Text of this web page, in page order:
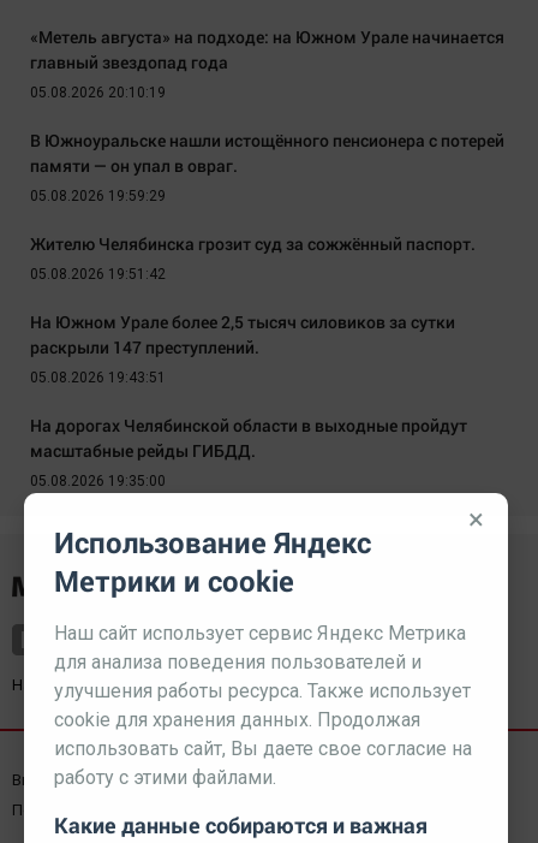
«Метель августа» на подходе: на Южном Урале начинается
главный звездопад года
05.08.2026 20:10:19
В Южноуральске нашли истощённого пенсионера с потерей
памяти — он упал в овраг.
05.08.2026 19:59:29
Жителю Челябинска грозит суд за сожжённый паспорт.
05.08.2026 19:51:42
На Южном Урале более 2,5 тысяч силовиков за сутки
раскрыли 147 преступлений.
05.08.2026 19:43:51
На дорогах Челябинской области в выходные пройдут
масштабные рейды ГИБДД.
05.08.2026 19:35:00
Наш партнерkurorty-sochi.ru
Выходные данные СМИ Реклама
Пользовательское соглашение
×
Использование Яндекс
Метрики и cookie
Наш сайт использует сервис Яндекс Метрика
для анализа поведения пользователей и
улучшения работы ресурса. Также использует
cookie для хранения данных. Продолжая
использовать сайт, Вы даете свое согласие на
работу с этими файлами.
Какие данные собираются и важная